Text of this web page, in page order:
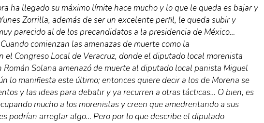
ha llegado su máximo límite hace mucho y lo que le queda es bajar y
Zorrilla, además de ser un excelente perfil, le queda subir y
parecido al de los precandidatos a la presidencia de México…
comienzan las amenazas de muerte como la
el Congreso Local de Veracruz, donde el diputado local morenista
Román Solana amenazó de muerte al diputado local panista Miguel
lo manifiesta este último; entonces quiere decir a los de Morena se
y las ideas para debatir y ya recurren a otras tácticas… O bien, es
mucho a los morenistas y creen que amedrentando a sus
podrían arreglar algo… Pero por lo que describe el diputado